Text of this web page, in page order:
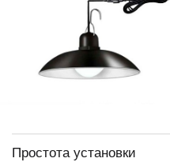
Простота установки